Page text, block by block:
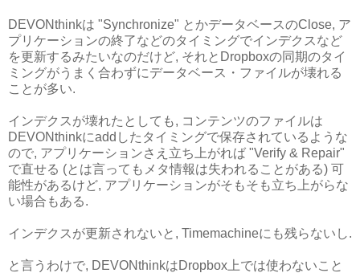
DEVONthinkは "Synchronize" とかデータベースのClose, ア
プリケーションの終了などのタイミングでインデクスなど
を更新するみたいなのだけど, それとDropboxの同期のタイ
ミングがうまく合わずにデータベース・ファイルが壊れる
ことが多い.
インデクスが壊れたとしても, コンテンツのファイルは
DEVONthinkにaddしたタイミングで保存されているような
ので, アプリケーションさえ立ち上がれば "Verify & Repair"
で直せる (とは言ってもメタ情報は失われることがある) 可
能性があるけど, アプリケーションがそもそも立ち上がらな
い場合もある.
インデクスが更新されないと, Timemachineにも残らないし.
と言うわけで, DEVONthinkはDropbox上では使わないこと